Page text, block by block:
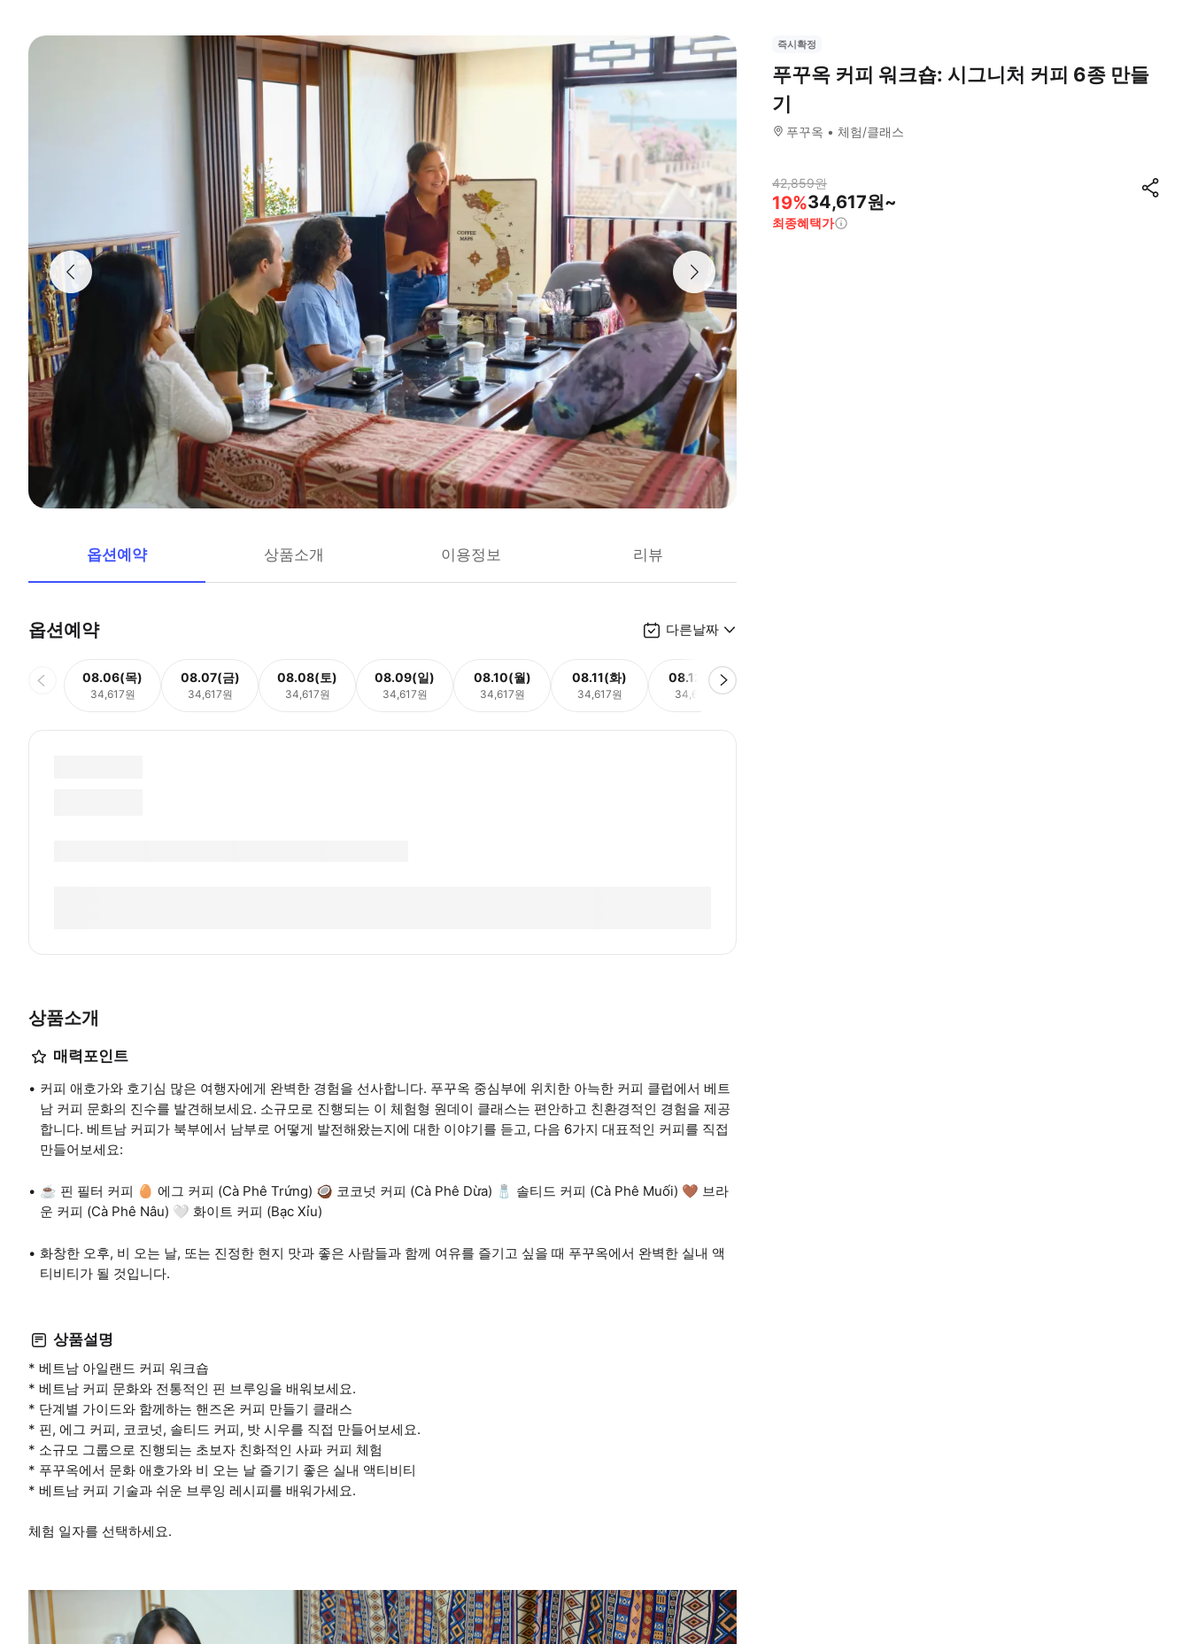
옵션예약 상품소개 이용정보 리뷰
옵션예약 다른날짜
08.06(목)
34,617원
08.07(금)
34,617원
08.08(토)
34,617원
08.09(일)
34,617원
08.10(월)
34,617원
08.11(화)
34,617원
08.12(수)
34,617원
상품소개
매력포인트
커피 애호가와 호기심 많은 여행자에게 완벽한 경험을 선사합니다. 푸꾸옥 중심부에 위치한 아늑한 커피 클럽에서 베트
남 커피 문화의 진수를 발견해보세요. 소규모로 진행되는 이 체험형 원데이 클래스는 편안하고 친환경적인 경험을 제공
합니다. 베트남 커피가 북부에서 남부로 어떻게 발전해왔는지에 대한 이야기를 듣고, 다음 6가지 대표적인 커피를 직접
만들어보세요:
☕ 핀 필터 커피 🥚 에그 커피 (Cà Phê Trứng) 🥥 코코넛 커피 (Cà Phê Dừa) 🧂 솔티드 커피 (Cà Phê Muối) 🤎 브라
운 커피 (Cà Phê Nâu) 🤍 화이트 커피 (Bạc Xỉu)
화창한 오후, 비 오는 날, 또는 진정한 현지 맛과 좋은 사람들과 함께 여유를 즐기고 싶을 때 푸꾸옥에서 완벽한 실내 액
티비티가 될 것입니다.
상품설명
* 베트남 아일랜드 커피 워크숍
* 베트남 커피 문화와 전통적인 핀 브루잉을 배워보세요.
* 단계별 가이드와 함께하는 핸즈온 커피 만들기 클래스
* 핀, 에그 커피, 코코넛, 솔티드 커피, 밧 시우를 직접 만들어보세요.
* 소규모 그룹으로 진행되는 초보자 친화적인 사파 커피 체험
* 푸꾸옥에서 문화 애호가와 비 오는 날 즐기기 좋은 실내 액티비티
* 베트남 커피 기술과 쉬운 브루잉 레시피를 배워가세요.
체험 일자를 선택하세요.
즉시확정
푸꾸옥 커피 워크숍: 시그니처 커피 6종 만들
기
푸꾸옥 체험/클래스
42,859원
19%34,617원~
최종혜택가